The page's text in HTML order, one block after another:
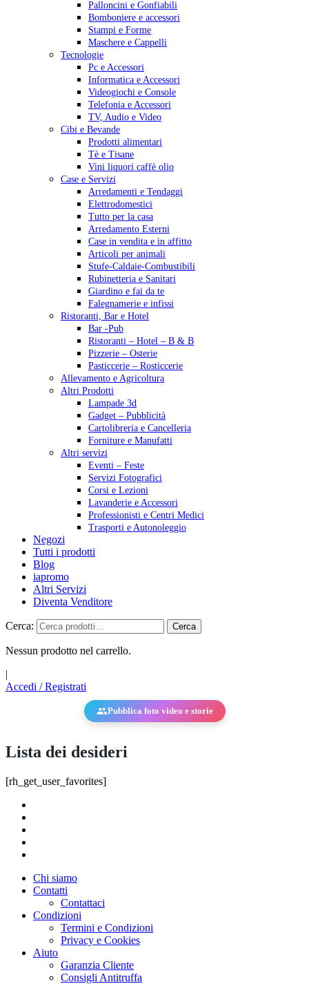
Palloncini e Gonfiabili
Bomboniere e accessori
Stampi e Forme
Maschere e Cappelli
Tecnologie
Pc e Accessori
Informatica e Accessori
Videogiochi e Console
Telefonia e Accessori
TV, Audio e Video
Cibi e Bevande
Prodotti alimentari
Tè e Tisane
Vini liquori caffè olio
Case e Servizi
Arredamenti e Tendaggi
Elettrodomestici
Tutto per la casa
Arredamento Esterni
Case in vendita e in affitto
Articoli per animali
Stufe-Caldaie-Combustibili
Rubinetteria e Sanitari
Giardino e fai da te
Falegnamerie e infissi
Ristoranti, Bar e Hotel
Bar -Pub
Ristoranti – Hotel – B & B
Pizzerie – Osterie
Pasticcerie – Rosticcerie
Allevamento e Agricoltura
Altri Prodotti
Lampade 3d
Gadget – Pubblicità
Cartolibreria e Cancelleria
Forniture e Manufatti
Altri servizi
Eventi – Feste
Servizi Fotografici
Corsi e Lezioni
Lavanderie e Accessori
Professionisti e Centri Medici
Trasporti e Autonoleggio
Negozi
Tutti i prodotti
Blog
iapromo
Altri Servizi
Diventa Venditore
Cerca: Cerca
Nessun prodotto nel carrello.
|
Accedi / Registrati
Pubblica foto video e storie
Lista dei desideri
[rh_get_user_favorites]
Chi siamo
Contatti
Contattaci
Condizioni
Termini e Condizioni
Privacy e Cookies
Aiuto
Garanzia Cliente
Consigli Antitruffa